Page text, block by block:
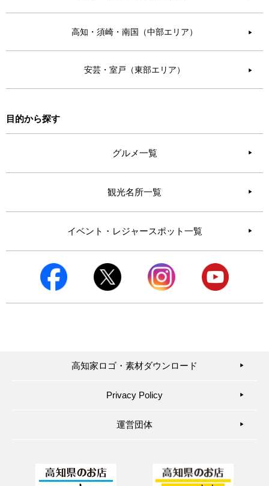
高知・須崎・南国（中部エリア） ▶︎
安芸・室戸（東部エリア） ▶︎
目的から探す
グルメ一覧
観光名所一覧
イベント・レジャースポット一覧
高知家ロゴ・素材ダウンロード ▶︎
Privacy Policy ▶︎
運営団体 ▶︎